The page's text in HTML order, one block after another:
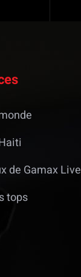
de Gamax Live
tops